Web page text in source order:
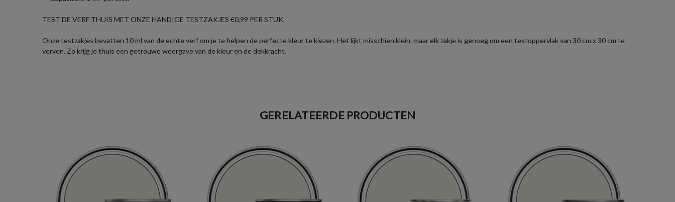
TEST DE VERF THUIS MET ONZE HANDIGE TESTZAKJES €0,99 PER STUK.
Onze testzakjes bevatten 10 ml van de echte verf om je te helpen de perfecte kleur te kiezen. Het lijkt misschien klein, maar elk zakje is genoeg om een testoppervlak van 30 cm x 30 cm te
verven. Zo krijg je thuis een getrouwe weergave van de kleur en de dekkracht.
GERELATEERDE PRODUCTEN